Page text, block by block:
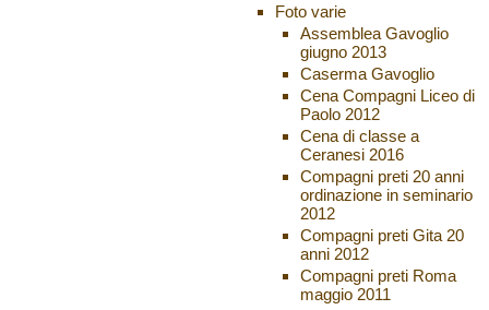
Foto varie
Assemblea Gavoglio
giugno 2013
Caserma Gavoglio
Cena Compagni Liceo di
Paolo 2012
Cena di classe a
Ceranesi 2016
Compagni preti 20 anni
ordinazione in seminario
2012
Compagni preti Gita 20
anni 2012
Compagni preti Roma
maggio 2011